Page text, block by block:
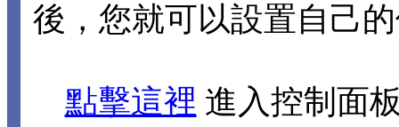
後，您就可以設置自己
點擊這裡 進入控制面